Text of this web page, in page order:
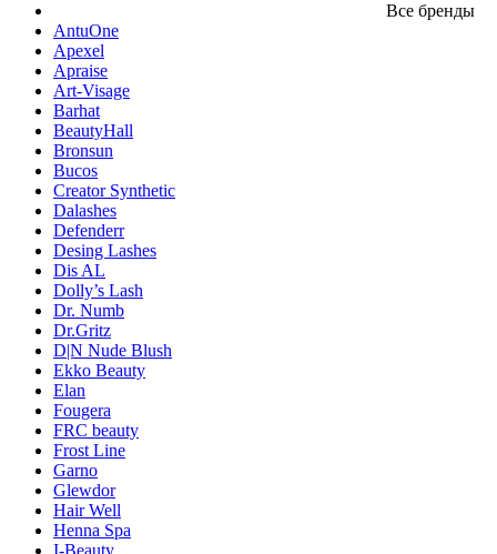
Все бренды
AntuOne
Apexel
Apraise
Art-Visage
Barhat
BeautyHall
Bronsun
Bucos
Creator Synthetic
Dalashes
Defenderr
Desing Lashes
Dis AL
Dolly’s Lash
Dr. Numb
Dr.Gritz
D|N Nude Blush
Ekko Beauty
Elan
Fougera
FRC beauty
Frost Line
Garno
Glewdor
Hair Well
Henna Spa
I-Beauty